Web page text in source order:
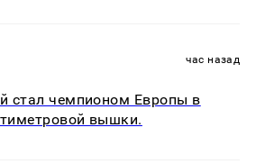
час назад
стал чемпионом Европы в
вышки.